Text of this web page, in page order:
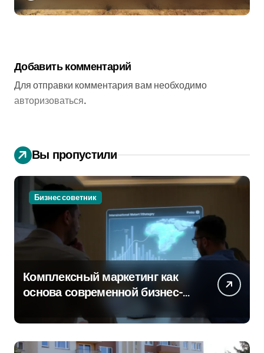
Добавить комментарий
Для отправки комментария вам необходимо
авторизоваться.
Вы пропустили
Бизнес советник
Комплексный маркетинг как
основа современной бизнес-